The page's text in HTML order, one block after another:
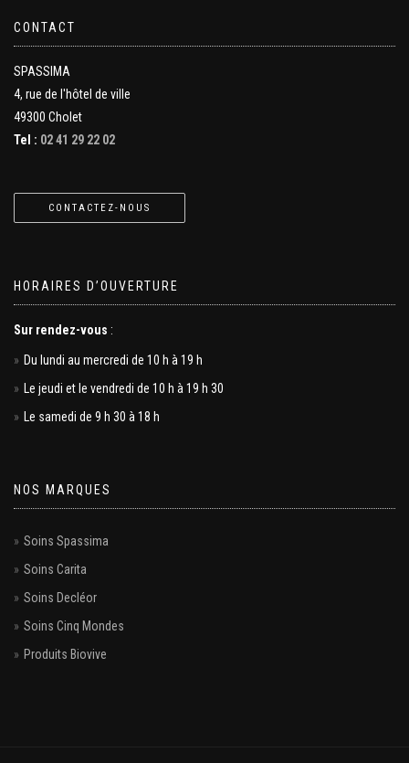
CONTACT
SPASSIMA
4, rue de l'hôtel de ville
49300 Cholet
Tel : 02 41 29 22 02
CONTACTEZ-NOUS
HORAIRES D’OUVERTURE
Sur rendez-vous :
Du lundi au mercredi de 10 h à 19 h
Le jeudi et le vendredi de 10 h à 19 h 30
Le samedi de 9 h 30 à 18 h
NOS MARQUES
Soins Spassima
Soins Carita
Soins Decléor
Soins Cinq Mondes
Produits Biovive